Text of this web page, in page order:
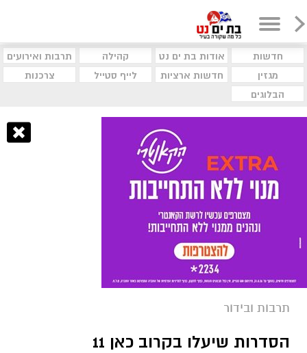
חדשות אודות בת ים נט קהילה
תרבות ואירועים
מגזין
חדשות ארציות לייף סטייל
צרכנות
הבלוגים
תרבות ובידור
הסדרות שיעלו בקרוב כאן 11